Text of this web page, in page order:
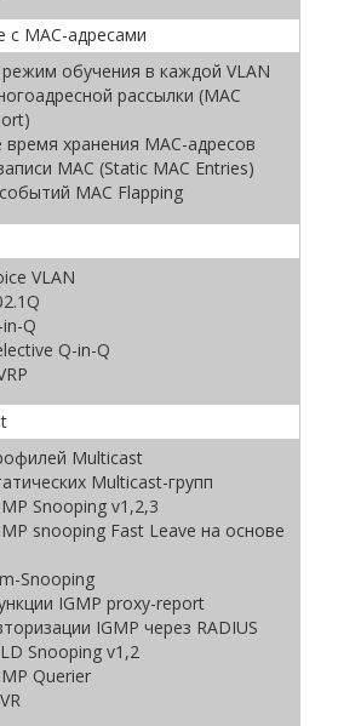
с МAC-адресами
обучения в каждой VLAN
рассылки (MAC
время хранения MAC-адресов
MAC (Static MAC Entries)
MAC Flapping
VLAN
Q
Q-in-Q
Multicast
Multicast-групп
Snooping v1,2,3
snooping Fast Leave на основе
Snooping
IGMP proxy-report
IGMP через RADIUS
Snooping v1,2
Querier